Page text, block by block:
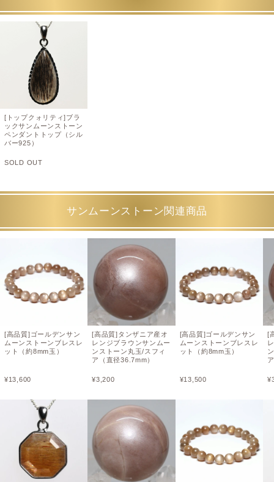
[トップクォリティ]ブラ
ックサンムーンストーン
ペンダントトップ（シル
バー925）
SOLD OUT
サンムーンストーン関連商品
[高品質]ゴールデンサン
ムーンストーンブレスレ
ット（約8mm玉）
¥13,600
[高品質]タンザニア産オ
レンジブラウンサンムー
ンストーン丸玉/スフィ
ア（直径36.7mm）
¥3,200
[高品質]ゴールデンサン
ムーンストーンブレスレ
ット（約8mm玉）
¥13,500
[
¥